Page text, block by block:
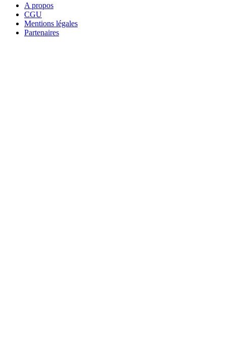
A propos
CGU
Mentions légales
Partenaires